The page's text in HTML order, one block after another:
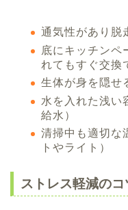
通気性があり脱
底にキッチンペ
れてもすぐ交換
生体が身を隠せ
水を入れた浅い
給水）
清掃中も適切な
トやライト）
ストレス軽減のコ